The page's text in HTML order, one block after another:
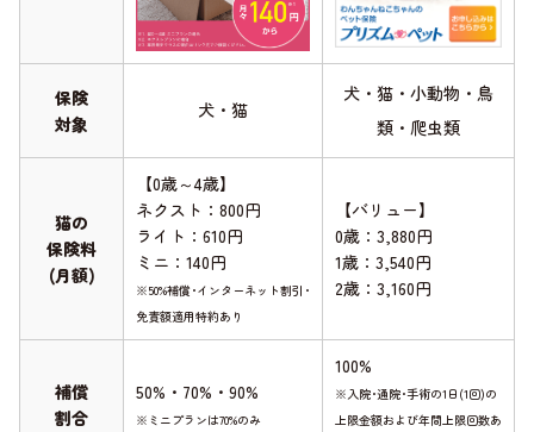
保険
対象
犬・猫
犬・猫・小動物・鳥
類・爬虫類
猫の
保険料
(月額)
【0歳～4歳】
ネクスト：800円
ライト：610円
ミニ：140円
※50%補償･インターネット割引･
免責額適用特約あり
【バリュー】
0歳：3,880円
1歳：3,540円
2歳：3,160円
補償
割合
50%・70%・90%
※ミニプランは70%のみ
100%
※入院･通院･手術の1日(1回)の
上限金額および年間上限回数あ